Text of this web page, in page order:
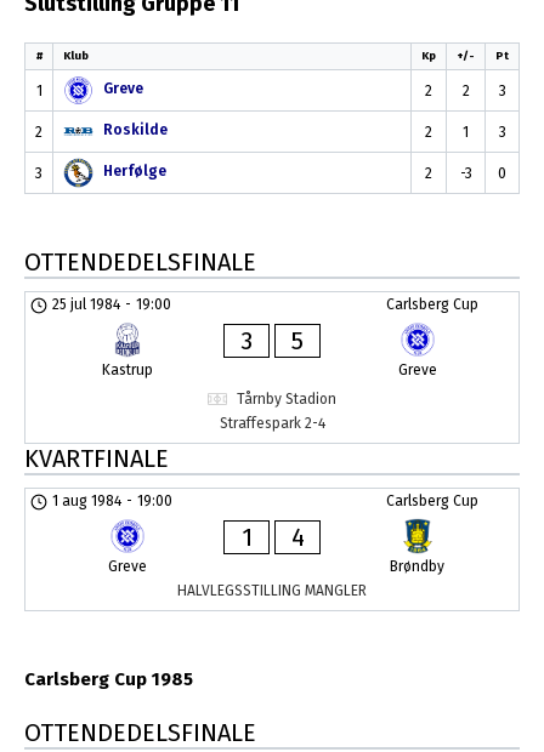
# Klub Kp +/- Pt
1 Greve 2 2 3
2 Roskilde 2 1 3
3 Herfølge 2 -3 0
OTTENDEDELSFINALE
Carlsberg Cup
25 jul 1984 - 19:00
Kastrup
3 5
Greve
Tårnby Stadion
Straffespark 2-4
KVARTFINALE
Carlsberg Cup
1 aug 1984 - 19:00
Greve
1 4
Brøndby
HALVLEGSSTILLING MANGLER
Carlsberg Cup 1985
OTTENDEDELSFINALE